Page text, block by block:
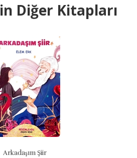
Diğer Kitapları
Arkadaşım Şiir